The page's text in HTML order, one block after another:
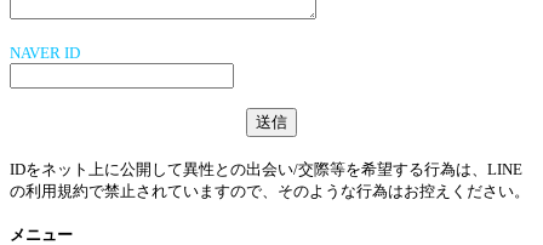
NAVER ID
IDをネット上に公開して異性との出会い/交際等を希望する行為は、LINE
の利用規約で禁止されていますので、そのような行為はお控えください。
メニュー